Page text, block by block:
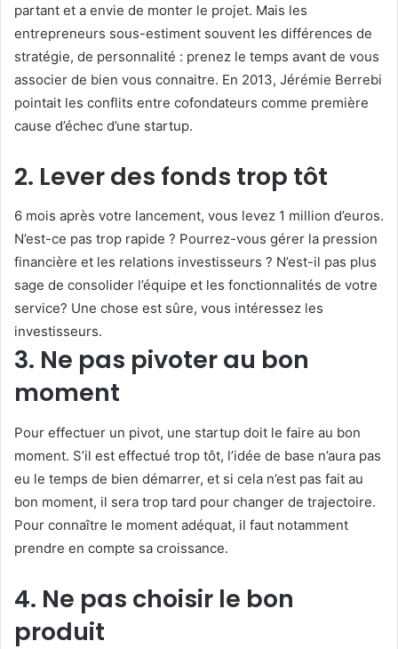
partant et a envie de monter le projet. Mais les
entrepreneurs sous-estiment souvent les différences de
stratégie, de personnalité : prenez le temps avant de vous
associer de bien vous connaitre. En 2013, Jérémie Berrebi
pointait les conflits entre cofondateurs comme première
cause d’échec d’une startup.
2. Lever des fonds trop tôt
6 mois après votre lancement, vous levez 1 million d’euros.
N’est-ce pas trop rapide ? Pourrez-vous gérer la pression
financière et les relations investisseurs ? N’est-il pas plus
sage de consolider l’équipe et les fonctionnalités de votre
service? Une chose est sûre, vous intéressez les
investisseurs.
3. Ne pas pivoter au bon
moment
Pour effectuer un pivot, une startup doit le faire au bon
moment. S’il est effectué trop tôt, l’idée de base n’aura pas
eu le temps de bien démarrer, et si cela n’est pas fait au
bon moment, il sera trop tard pour changer de trajectoire.
Pour connaître le moment adéquat, il faut notamment
prendre en compte sa croissance.
4. Ne pas choisir le bon
produit